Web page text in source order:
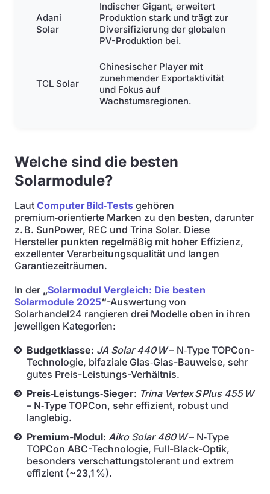
Adani
Solar
Indischer Gigant, erweitert
Produktion stark und trägt zur
Diversifizierung der globalen
PV-Produktion bei.
TCL Solar
Chinesischer Player mit
zunehmender Exportaktivität
und Fokus auf
Wachstumsregionen.
Welche sind die besten
Solarmodule?
Laut Computer Bild‑Tests gehören
premium‑orientierte Marken zu den besten, darunter
z. B. SunPower, REC und Trina Solar. Diese
Hersteller punkten regelmäßig mit hoher Effizienz,
exzellenter Verarbeitungsqualität und langen
Garantiezeiträumen.
In der „Solarmodul Vergleich: Die besten
Solarmodule 2025“-Auswertung von
Solarhandel24 rangieren drei Modelle oben in ihren
jeweiligen Kategorien:
Budgetklasse: JA Solar 440 W– N‑Type TOPCon-
Technologie, bifaziale Glas‑Glas-Bauweise, sehr
gutes Preis-Leistungs-Verhältnis.
Preis‑Leistungs‑Sieger: Trina Vertex S Plus 455 W
– N‑Type TOPCon, sehr effizient, robust und
langlebig.
Premium-Modul: Aiko Solar 460 W– N‑Type
TOPCon ABC-Technologie, Full-Black-Optik,
besonders verschattungstolerant und extrem
effizient (~23,1 %).